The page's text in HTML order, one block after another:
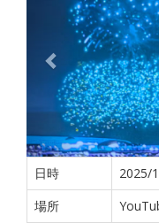
日時
2025/
場所